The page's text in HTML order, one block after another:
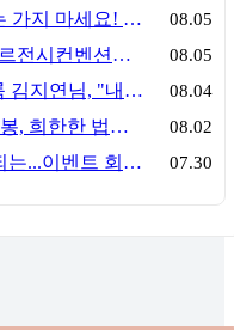
행사기획자 취업, 이런 회사는 가지 마세요! 신입이 꼭 알아야 할 5가지 기준[이벤트산업 팩트체크#3] 08.05
부산컨벤션산업협회, 싱가포르전시컨벤션협회(SACEOS)와 업무협약 체결… 아시아 마이스 협력 확대 08.05
행사기획자 새내기 | 상상이룸 김지연님, "내 맘대로, 내 뜻대로 행사를 만든다 08.04
[팩트체크#02] 행사기획자 연봉, 희한한 법칙~ '첨에는 비실, 3년만 지나면 튼실' 08.02
[팩트체크#01] "취업에 도움되는...이벤트 회사, 어떻게 구분할까?"… 1인당 매출 '3억 원'의 법칙 07.30